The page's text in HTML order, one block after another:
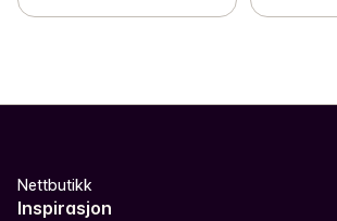
Nettbutikk
Inspirasjon